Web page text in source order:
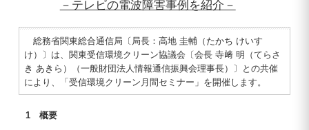
－テレビの電波障害事例を紹介－
総務省関東総合通信局〔局長：高地 圭輔（たかち けいす
け）〕は、関東受信環境クリーン協議会〔会長 寺﨑 明（てらさ
き あきら）（一般財団法人情報通信振興会理事長）〕との共催
により、「受信環境クリーン月間セミナー」を開催します。
1 概要